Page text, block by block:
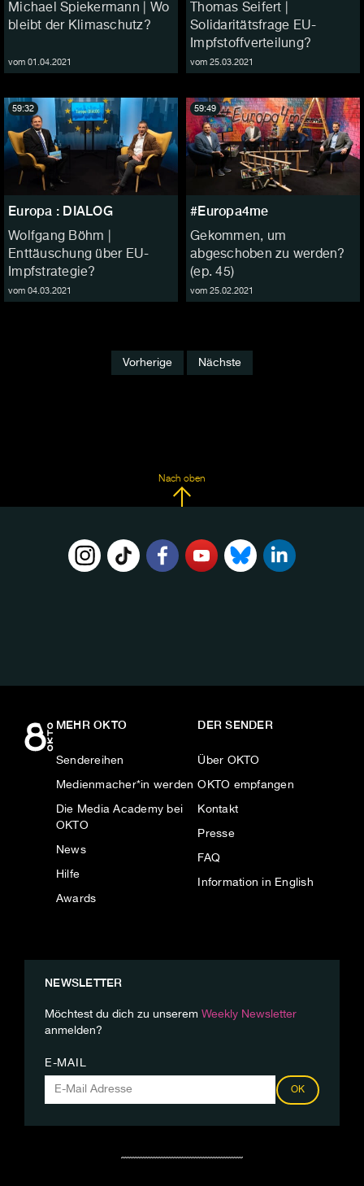
Michael Spiekermann | Wo
bleibt der Klimaschutz?
vom 01.04.2021
Thomas Seifert |
Solidaritätsfrage EU-
Impfstoffverteilung?
vom 25.03.2021
Europa : DIALOG
Wolfgang Böhm |
Enttäuschung über EU-
Impfstrategie?
vom 04.03.2021
59:32
#Europa4me
Gekommen, um
abgeschoben zu werden?
(ep. 45)
vom 25.02.2021
59:49
Vorherige Nächste
Nach oben
MEHR OKTO
Sendereihen
Medienmacher*in werden
Die Media Academy bei
OKTO
News
Hilfe
Awards
DER SENDER
Über OKTO
OKTO empfangen
Kontakt
Presse
FAQ
Information in English
NEWSLETTER
Möchtest du dich zu unserem Weekly Newsletter
anmelden?
E-MAIL
OK